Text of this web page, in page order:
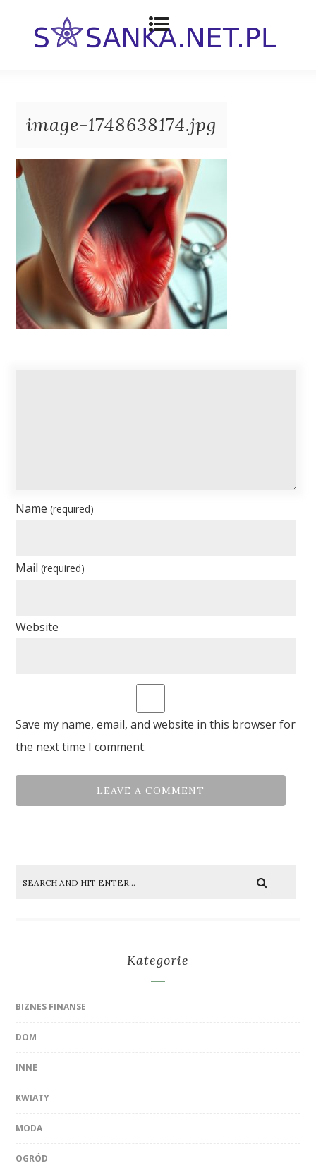
image-1748638174.jpg
Name(required)
Mail(required)
Website
Save my name, email, and website in this browser for
the next time I comment.
Kategorie
BIZNES FINANSE
DOM
INNE
KWIATY
MODA
OGRÓD